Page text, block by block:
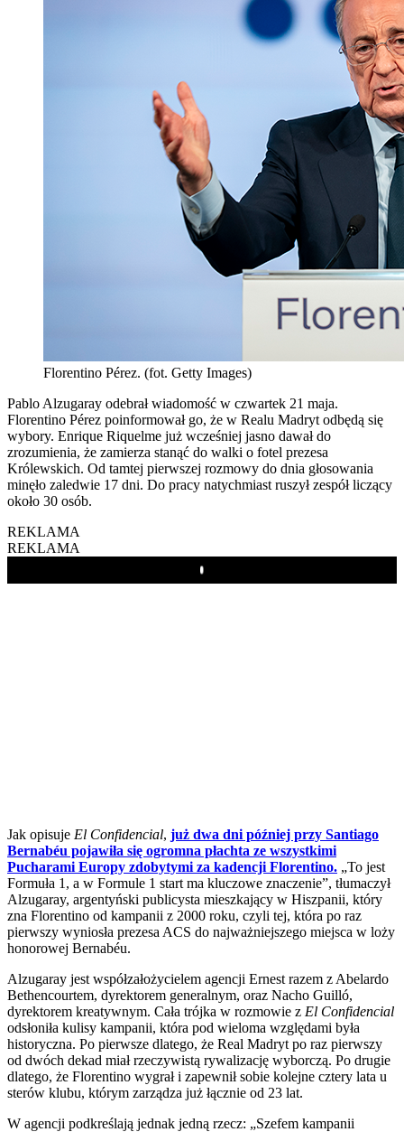
Florentino Pérez. (fot. Getty Images)
Pablo Alzugaray odebrał wiadomość w czwartek 21 maja.
Florentino Pérez poinformował go, że w Realu Madryt odbędą się
wybory. Enrique Riquelme już wcześniej jasno dawał do
zrozumienia, że zamierza stanąć do walki o fotel prezesa
Królewskich. Od tamtej pierwszej rozmowy do dnia głosowania
minęło zaledwie 17 dni. Do pracy natychmiast ruszył zespół liczący
około 30 osób.
REKLAMA
REKLAMA
Play
Jak opisuje El Confidencial, już dwa dni później przy Santiago
Bernabéu pojawiła się ogromna płachta ze wszystkimi
Pucharami Europy zdobytymi za kadencji Florentino. „To jest
Formuła 1, a w Formule 1 start ma kluczowe znaczenie”, tłumaczył
Alzugaray, argentyński publicysta mieszkający w Hiszpanii, który
zna Florentino od kampanii z 2000 roku, czyli tej, która po raz
pierwszy wyniosła prezesa ACS do najważniejszego miejsca w loży
honorowej Bernabéu.
Alzugaray jest współzałożycielem agencji Ernest razem z Abelardo
Bethencourtem, dyrektorem generalnym, oraz Nacho Guilló,
dyrektorem kreatywnym. Cała trójka w rozmowie z El Confidencial
odsłoniła kulisy kampanii, która pod wieloma względami była
historyczna. Po pierwsze dlatego, że Real Madryt po raz pierwszy
od dwóch dekad miał rzeczywistą rywalizację wyborczą. Po drugie
dlatego, że Florentino wygrał i zapewnił sobie kolejne cztery lata u
sterów klubu, którym zarządza już łącznie od 23 lat.
W agencji podkreślają jednak jedną rzecz: „Szefem kampanii